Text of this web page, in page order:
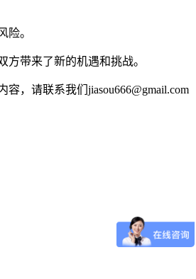
险。
带来了新的机遇和挑战。
，请联系我们jiasou666@gmail.com